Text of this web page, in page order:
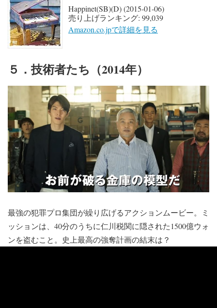
Happinet(SB)(D) (2015-01-06)
売り上げランキング: 99,039
Amazon.co.jpで詳細を見る
５．技術者たち（2014年）
最強の犯罪プロ集団が繰り広げるアクションムービー。ミ
ッションは、40分のうちに仁川税関に隠された1500億ウォ
ンを盗むこと。史上最高の強奪計画の結末は？